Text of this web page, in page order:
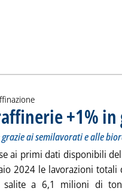
+1% in
ai semilavorati e alle
ai primi dati disponibili
2024 le lavorazioni
salite a 6,1 milioni di